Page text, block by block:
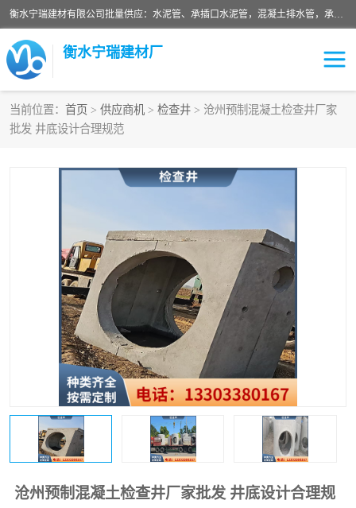
衡水宁瑞建材有限公司批量供应：水泥管、承插口水泥管，混凝土排水管，承插口水泥管，企口水泥管，钢承口水泥管，顶管，平口水泥管，水泥检查井，混凝土检查井，预制混凝土检查井，矩形检查井，圆形检查井等产品。
衡水宁瑞建材厂
当前位置： 首页 > 供应商机 > 检查井 > 沧州预制混凝土检查井厂家
批发 井底设计合理规范
沧州预制混凝土检查井厂家批发 井底设计合理规
检查井
水泥管
混凝土检查井 预制混凝土检查井
企口水泥管 钢承口水泥管
波纹管